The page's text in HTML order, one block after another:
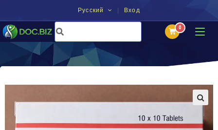
Русский Вход